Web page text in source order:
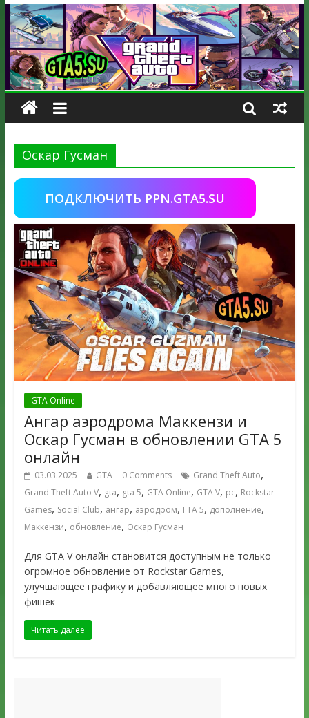
Оскар Гусман
ПОДКЛЮЧИТЬ PPN.GTA5.SU
GTA Online
Ангар аэродрома Маккензи и
Оскар Гусман в обновлении GTA 5
онлайн
03.03.2025 GTA 0 Comments Grand Theft Auto,
Grand Theft Auto V, gta, gta 5, GTA Online, GTA V, pc, Rockstar
Games, Social Club, ангар, аэродром, ГТА 5, дополнение,
Маккензи, обновление, Оскар Гусман
Для GTA V онлайн становится доступным не только
огромное обновление от Rockstar Games,
улучшающее графику и добавляющее много новых
фишек
Читать далее